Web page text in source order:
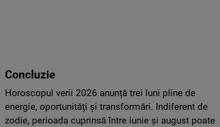
Concluzie
Horoscopul verii 2026 anunță trei luni pline de
energie, oportunități și transformări. Indiferent de
zodie, perioada cuprinsă între iunie și august poate